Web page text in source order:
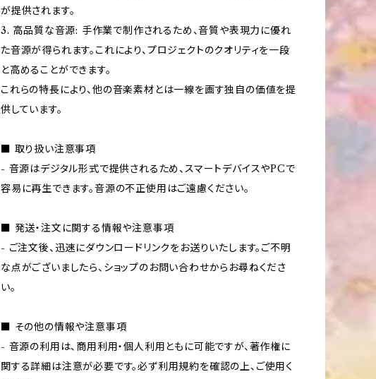
が提供されます。
3. 高品質な音源: 手作業で制作されるため、音質や表現力に優れ
た音源が得られます。これにより、プロジェクトのクオリティを一段
と高めることができます。
これらの特長により、他の音楽素材とは一線を画す独自の価値を提
供しています。
■ 取り扱い注意事項
- 音源はデジタル形式で提供されるため、スマートデバイスやPCで
容易に再生できます。音源の不正使用はご遠慮ください。
■ 発送・注文に関する情報や注意事項
- ご注文後、迅速にダウンロードリンクをお送りいたします。ご不明
な点がございましたら、ショップのお問い合わせからお尋ねくださ
い。
■ その他の情報や注意事項
- 音源の利用は、商用利用・個人利用ともに可能ですが、著作権に
関する詳細は注意が必要です。必ず利用規約を確認の上、ご使用く